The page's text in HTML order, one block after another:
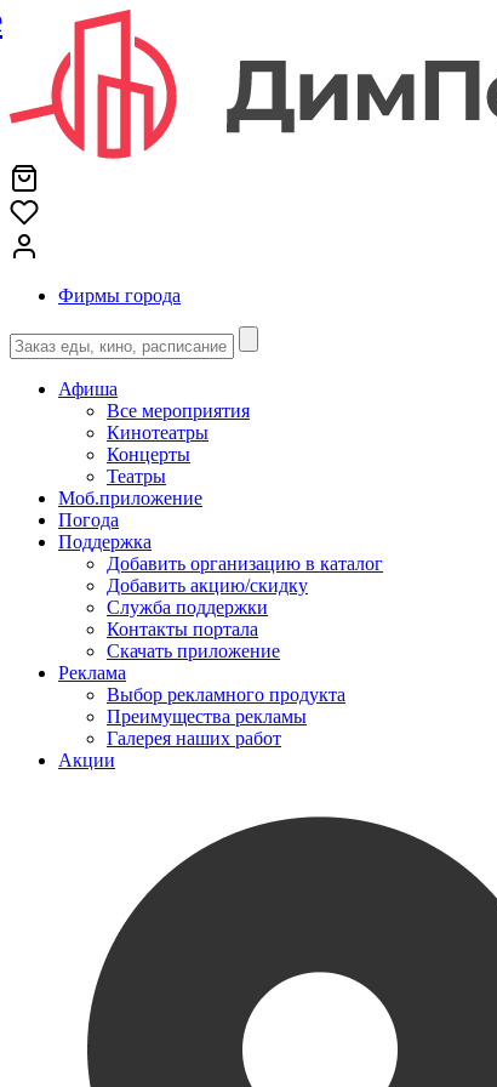
Фирмы города
Афиша
Все мероприятия
Кинотеатры
Концерты
Театры
Моб.приложение
Погода
Поддержка
Добавить организацию в каталог
Добавить акцию/скидку
Служба поддержки
Контакты портала
Скачать приложение
Реклама
Выбор рекламного продукта
Преимущества рекламы
Галерея наших работ
Акции